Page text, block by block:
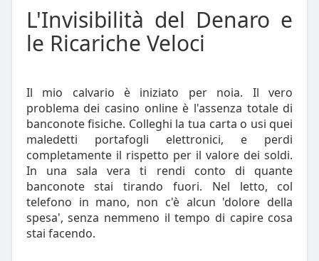
L'Invisibilità del Denaro e
le Ricariche Veloci
Il mio calvario è iniziato per noia. Il vero
problema dei casino online è l'assenza totale di
banconote fisiche. Colleghi la tua carta o usi quei
maledetti portafogli elettronici, e perdi
completamente il rispetto per il valore dei soldi.
In una sala vera ti rendi conto di quante
banconote stai tirando fuori. Nel letto, col
telefono in mano, non c'è alcun 'dolore della
spesa', senza nemmeno il tempo di capire cosa
stai facendo.